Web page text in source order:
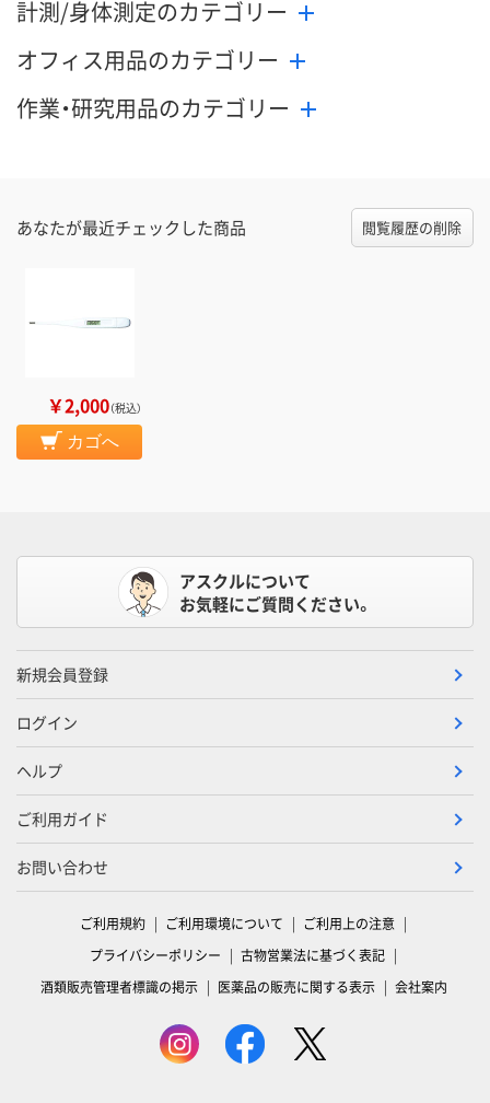
計測/身体測定のカテゴリー
オフィス用品のカテゴリー
作業・研究用品のカテゴリー
あなたが最近チェックした商品 閲覧履歴の削除
￥2,000（税込）
カゴへ
アスクルについて
お気軽にご質問ください。
新規会員登録
ログイン
ヘルプ
ご利用ガイド
お問い合わせ
ご利用規約 ご利用環境について
ご利用上の注意
プライバシーポリシー
古物営業法に基づく表記
酒類販売管理者標識の掲示
医薬品の販売に関する表示 会社案内